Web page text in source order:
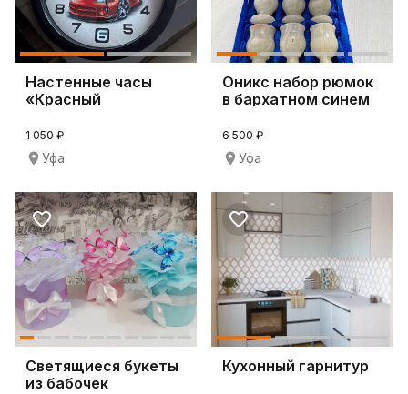
Настенные часы
«Красный
1 050 ₽
Уфа
Оникс набор рюмок
в бархатном синем
6 500 ₽
Уфа
Светящиеся букеты
из бабочек
Кухонный гарнитур